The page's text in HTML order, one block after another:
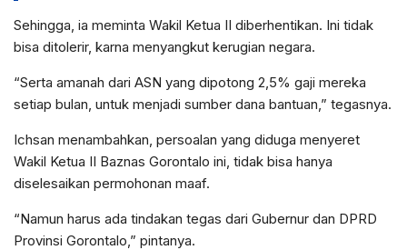
Sehingga, ia meminta Wakil Ketua II diberhentikan. Ini tidak
bisa ditolerir, karna menyangkut kerugian negara.
“Serta amanah dari ASN yang dipotong 2,5% gaji mereka
setiap bulan, untuk menjadi sumber dana bantuan,” tegasnya.
Ichsan menambahkan, persoalan yang diduga menyeret
Wakil Ketua II Baznas Gorontalo ini, tidak bisa hanya
diselesaikan permohonan maaf.
“Namun harus ada tindakan tegas dari Gubernur dan DPRD
Provinsi Gorontalo,” pintanya.